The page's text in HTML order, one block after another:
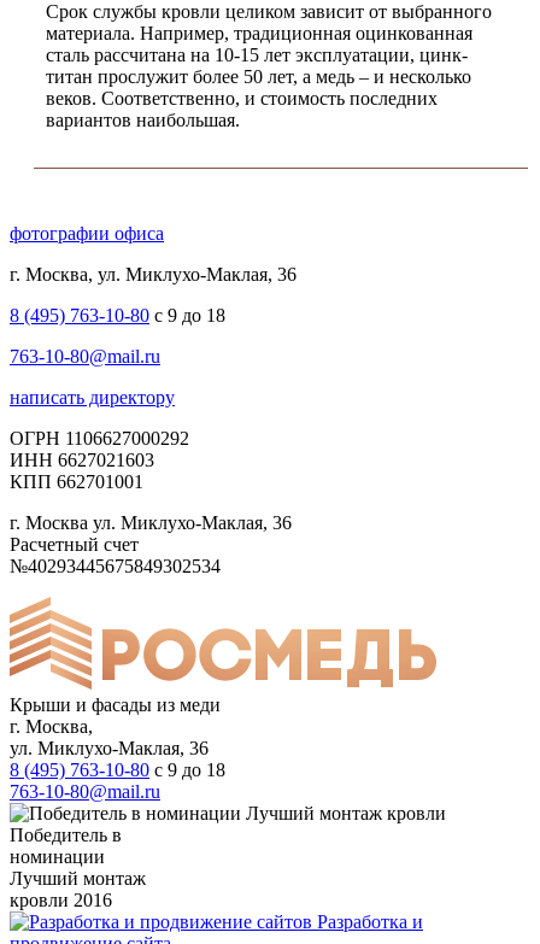
Срок службы кровли целиком зависит от выбранного
материала. Например, традиционная оцинкованная
сталь рассчитана на 10-15 лет эксплуатации, цинк-
титан прослужит более 50 лет, а медь – и несколько
веков. Соответственно, и стоимость последних
вариантов наибольшая.
фотографии офиса
г. Москва, ул. Миклухо-Маклая, 36
8 (495) 763-10-80 с 9 до 18
763-10-80@mail.ru
написать директору
ОГРН 1106627000292
ИНН 6627021603
КПП 662701001
г. Москва ул. Миклухо-Маклая, 36
Расчетный счет
№40293445675849302534
Крыши и фасады из меди
г. Москва,
ул. Миклухо-Маклая, 36
8 (495) 763-10-80 с 9 до 18
763-10-80@mail.ru
Победитель в
номинации
Лучший монтаж
кровли 2016
Разработка и